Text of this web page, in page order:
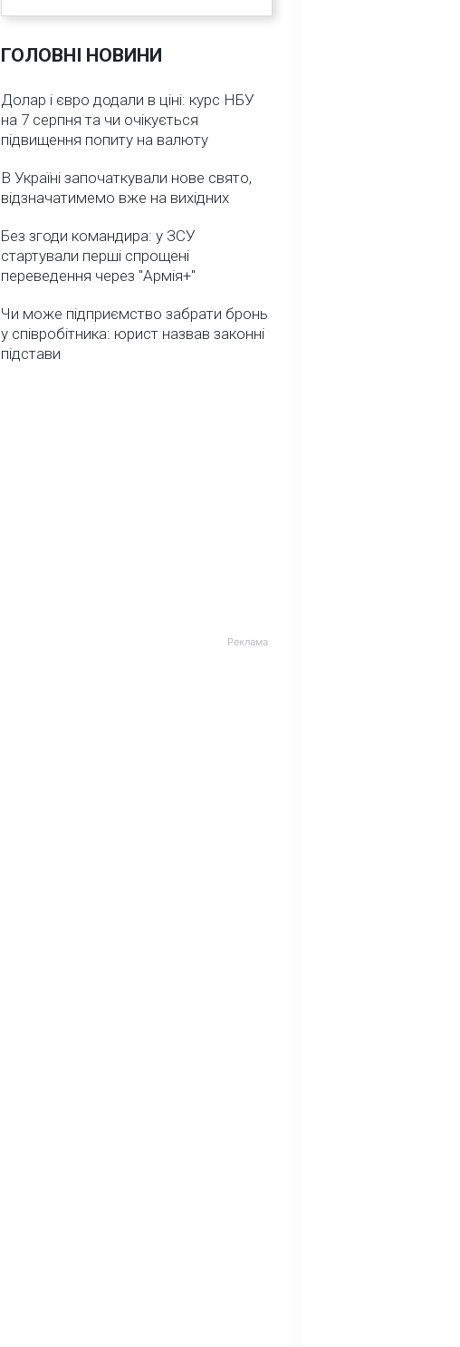
ГОЛОВНІ НОВИНИ
Долар і євро додали в ціні: курс НБУ
на 7 серпня та чи очікується
підвищення попиту на валюту
В Україні започаткували нове свято,
відзначатимемо вже на вихідних
Без згоди командира: у ЗСУ
стартували перші спрощені
переведення через "Армія+"
Чи може підприємство забрати бронь
у співробітника: юрист назвав законні
підстави